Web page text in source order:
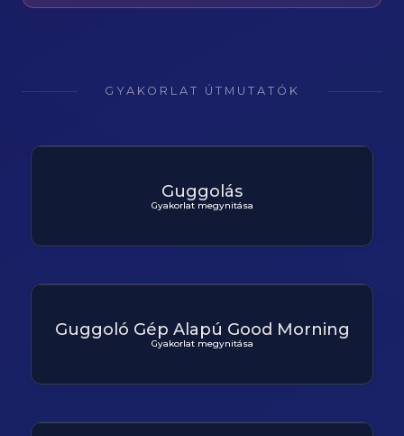
GYAKORLAT ÚTMUTATÓK
Guggolás
Gyakorlat megynitása
Guggoló Gép Alapú Good Morning
Gyakorlat megynitása